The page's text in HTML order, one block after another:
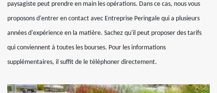
paysagiste peut prendre en main les opérations. Dans ce cas, nous vous
proposons d'entrer en contact avec Entreprise Peringale qui a plusieurs
années d'expérience en la matière. Sachez qu'il peut proposer des tarifs
qui conviennent à toutes les bourses. Pour les informations
supplémentaires, il suffit de le téléphoner directement.